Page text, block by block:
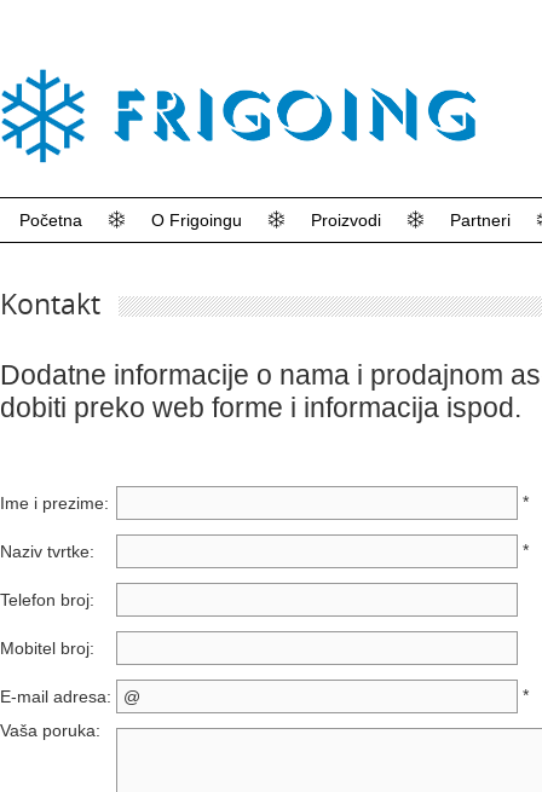
Početna O Frigoingu Proizvodi Partneri
Kontakt
Dodatne informacije o nama i prodajnom
dobiti preko web forme i informacija ispod.
Ime i prezime: *
Naziv tvrtke: *
Telefon broj:
Mobitel broj:
E-mail adresa:
*
Vaša poruka: